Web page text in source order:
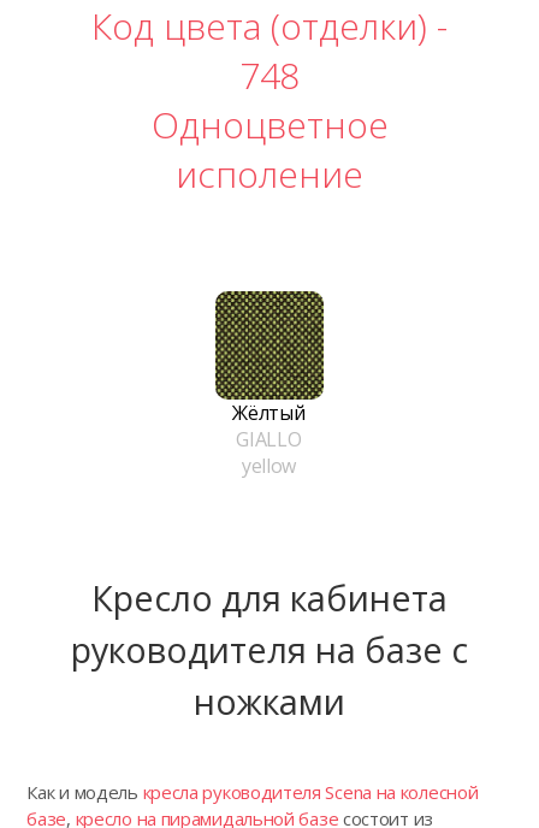
Код цвета (отделки) -
748
Одноцветное
исполение
Жёлтый
GIALLO
yellow
Кресло для кабинета
руководителя на базе с
ножками
Как и модель кресла руководителя Scena на колесной
базе, кресло на пирамидальной базе состоит из